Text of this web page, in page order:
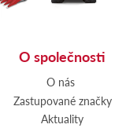
O společnosti
O nás
Zastupované značky
Aktuality